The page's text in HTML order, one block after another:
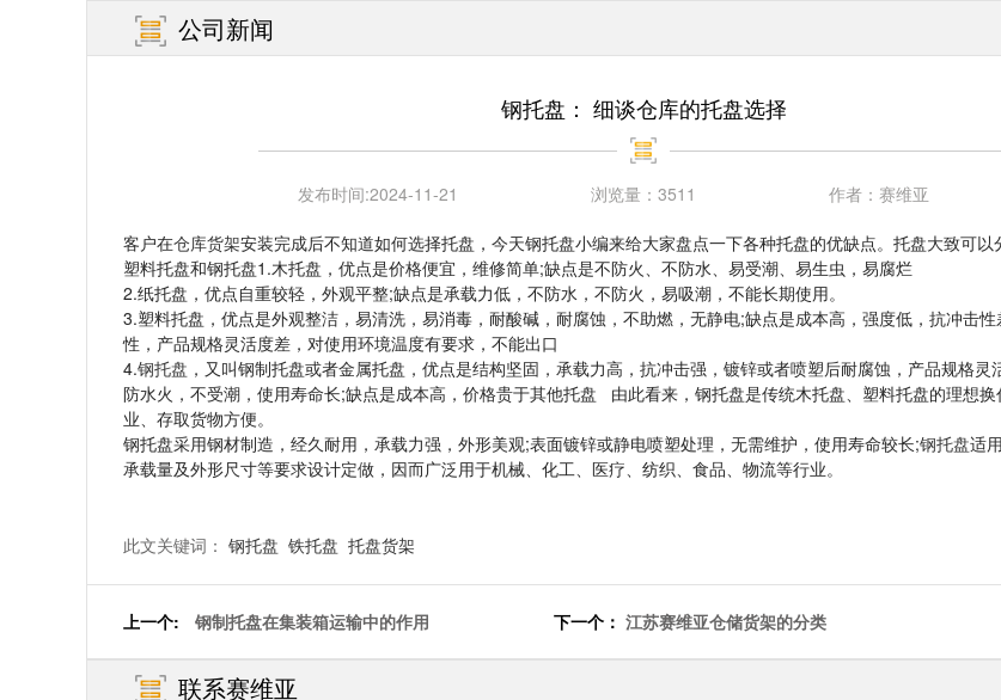
公司新闻
钢托盘： 细谈仓库的托盘选择
发布时间:2024-11-21 浏览量： 3511 作者： 赛维亚
客户在仓库货架安装完成后不知道如何选择托盘，今天钢托盘小编来给大家盘点一下各种托盘的优缺点。托盘大致可以
塑料托盘和钢托盘1.木托盘，优点是价格便宜，维修简单;缺点是不防火、不防水、易受潮、易生虫，易腐烂
2.纸托盘，优点自重较轻，外观平整;缺点是承载力低，不防水，不防火，易吸潮，不能长期使用。
3.塑料托盘，优点是外观整洁，易清洗，易消毒，耐酸碱，耐腐蚀，不助燃，无静电;缺点是成本高，强度低，抗冲击
性，产品规格灵活度差，对使用环境温度有要求，不能出口
4.钢托盘 ，又叫钢制托盘或者金属托盘，优点是结构坚固，承载力高，抗冲击强，镀锌或者喷塑后耐腐蚀，产品规格灵
防水火，不受潮，使用寿命长;缺点是成本高，价格贵于其他托盘 由此看来，钢托盘是传统木托盘、塑料托盘的理想
业、存取货物方便。
钢托盘采用钢材制造，经久耐用，承载力强，外形美观;表面镀锌或静电喷塑处理，无需维护，使用寿命较长;钢托盘适
承载量及外形尺寸等要求设计定做，因而广泛用于机械、化工、医疗、纺织、食品、物流等行业。
此文关键词： 钢托盘 铁托盘 托盘货架
上一个: 钢制托盘在集装箱运输中的作用 下一个： 江苏赛维亚仓储货架的分类
联系赛维亚